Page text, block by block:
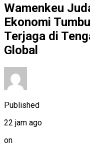
Wamenkeu
Ekonomi
Terjaga di
Global
Published
22 jam ago
on